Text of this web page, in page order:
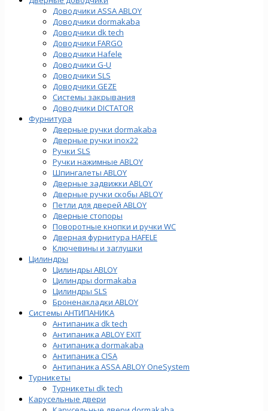
Доводчики ASSA ABLOY
Доводчики dormakaba
Доводчики dk tech
Доводчики FARGO
Доводчики Hafele
Доводчики G-U
Доводчики SLS
Доводчики GEZE
Cистемы закрывания
Доводчики DICTATOR
Фурнитура
Дверные ручки dormakaba
Дверные ручки inox22
Ручки SLS
Ручки нажимные ABLOY
Шпингалеты ABLOY
Дверные задвижки ABLOY
Дверные ручки скобы ABLOY
Петли для дверей ABLOY
Дверные стопоры
Поворотные кнопки и ручки WC
Дверная фурнитура HAFELE
Ключевины и заглушки
Цилиндры
Цилиндры ABLOY
Цилиндры dormakaba
Цилиндры SLS
Броненакладки ABLOY
Системы АНТИПАНИКА
Антипаника dk tech
Антипаника ABLOY EXIT
Антипаника dormakaba
Антипаника СISA
Антипаника ASSA ABLOY OneSystem
Турникеты
Турникеты dk tech
Карусельные двери